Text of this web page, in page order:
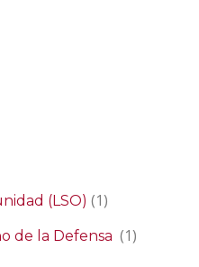
(LSO) (1)
de la Defensa (1)